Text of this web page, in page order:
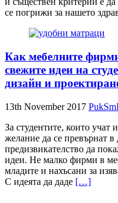
се погрижи за нашето
Как мебелните
свежите идеи на
дизайн и
13th November 2017
За студентите, които
желание да се превърнат
предизвикателство да
идеи. Не малко фирми в
младите и нахъсани за
С идеята да даде […]